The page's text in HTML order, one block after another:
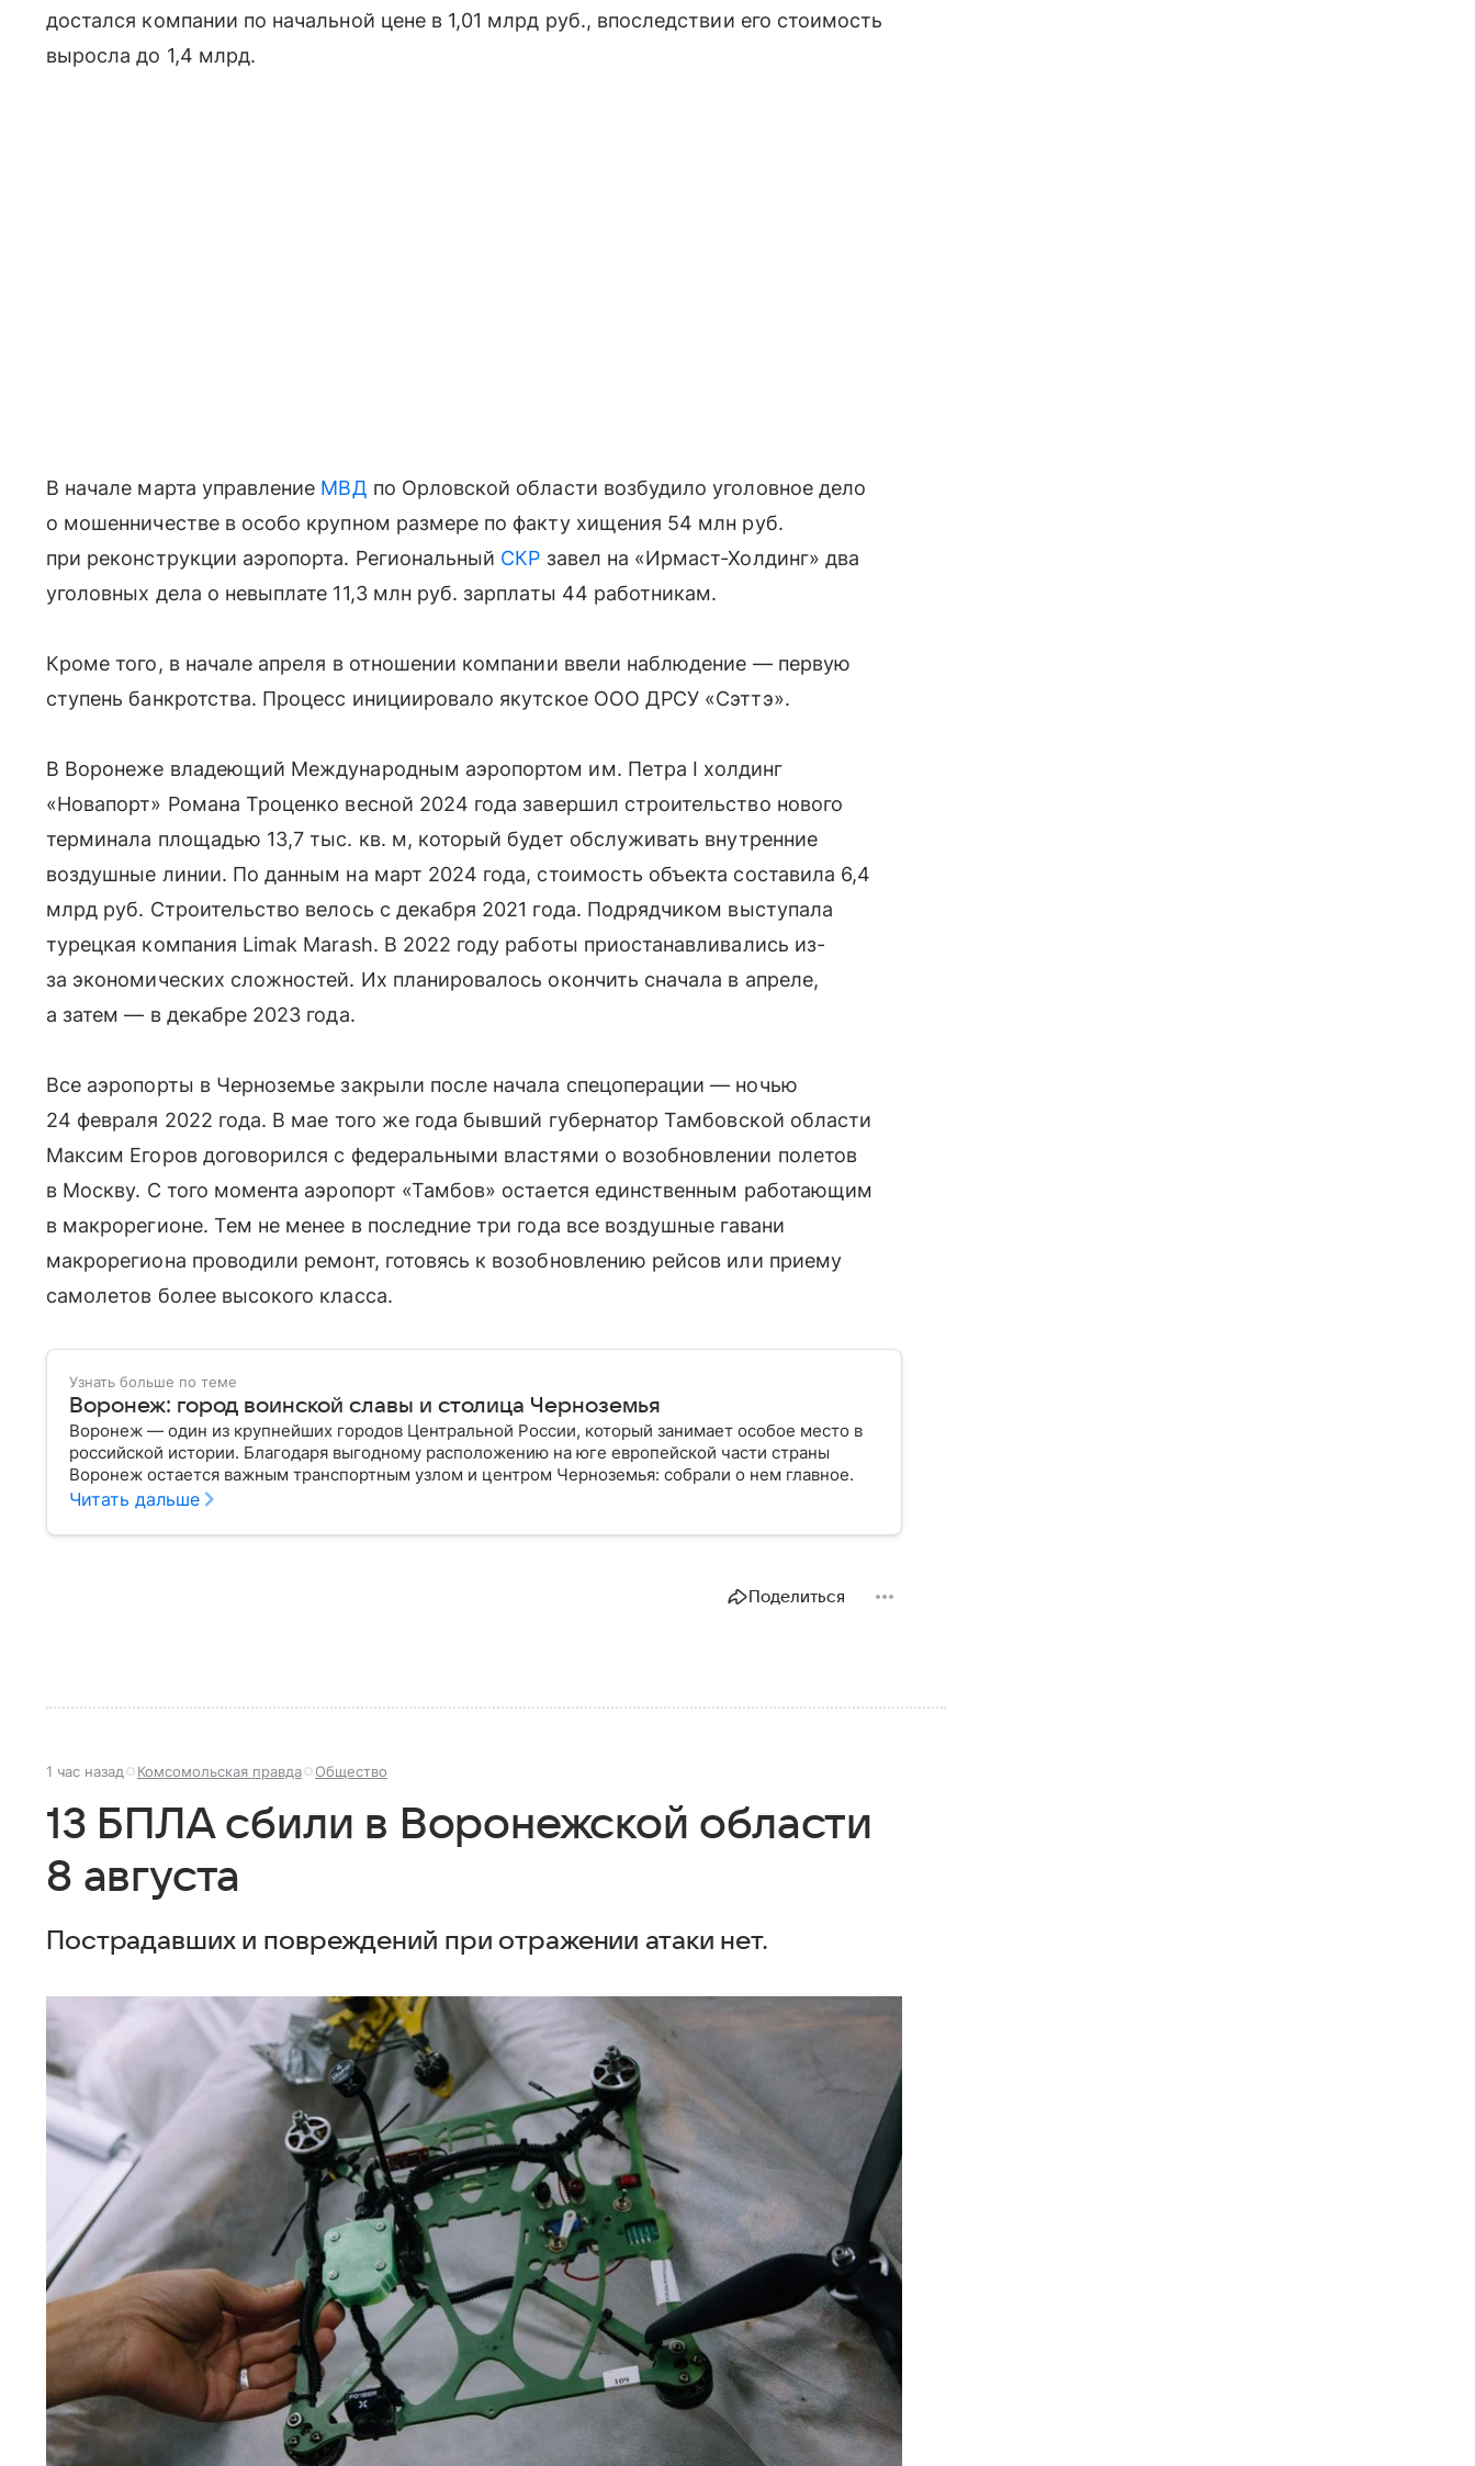
достался компании по начальной цене в 1,01 млрд руб., впоследствии его стоимость
выросла до 1,4 млрд.
В начале марта управление МВД по Орловской области возбудило уголовное дело
о мошенничестве в особо крупном размере по факту хищения 54 млн руб.
при реконструкции аэропорта. Региональный СКР завел на «Ирмаст-Холдинг» два
уголовных дела о невыплате 11,3 млн руб. зарплаты 44 работникам.
Кроме того, в начале апреля в отношении компании ввели наблюдение — первую
ступень банкротства. Процесс инициировало якутское ООО ДРСУ «Сэттэ».
В Воронеже владеющий Международным аэропортом им. Петра I холдинг
«Новапорт» Романа Троценко весной 2024 года завершил строительство нового
терминала площадью 13,7 тыс. кв. м, который будет обслуживать внутренние
воздушные линии. По данным на март 2024 года, стоимость объекта составила 6,4
млрд руб. Строительство велось с декабря 2021 года. Подрядчиком выступала
турецкая компания Limak Marash. В 2022 году работы приостанавливались из-
за экономических сложностей. Их планировалось окончить сначала в апреле,
а затем — в декабре 2023 года.
Все аэропорты в Черноземье закрыли после начала спецоперации — ночью
24 февраля 2022 года. В мае того же года бывший губернатор Тамбовской области
Максим Егоров договорился с федеральными властями о возобновлении полетов
в Москву. С того момента аэропорт «Тамбов» остается единственным работающим
в макрорегионе. Тем не менее в последние три года все воздушные гавани
макрорегиона проводили ремонт, готовясь к возобновлению рейсов или приему
самолетов более высокого класса.
Узнать больше по теме
Воронеж: город воинской славы и столица Черноземья
Воронеж — один из крупнейших городов Центральной России, который занимает особое место в
российской истории. Благодаря выгодному расположению на юге европейской части страны
Воронеж остается важным транспортным узлом и центром Черноземья: собрали о нем главное.
Читать дальше
Поделиться
1 час назад Комсомольская правда Общество
13 БПЛА сбили в Воронежской области
8 августа
Пострадавших и повреждений при отражении атаки нет.